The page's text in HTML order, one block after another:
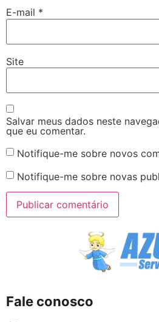
E-mail *
Site
Salvar meus dados neste
que eu comentar.
Notifique-me sobre novos
Notifique-me sobre novas
Fale conosco